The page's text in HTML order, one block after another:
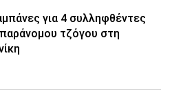
για 4 συλληφθέντες
τζόγου στη